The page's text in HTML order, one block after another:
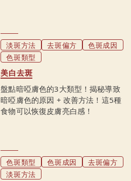
淡斑方法 去斑偏方
色斑成因
色斑類型
美白去斑
盤點暗啞膚色的3大類型！揭秘導致
暗啞膚色的原因 + 改善方法！這5種
食物可以恢復皮膚亮白感！
色斑類型 色斑成因
去斑偏方
淡斑方法